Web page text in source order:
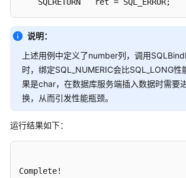
式
_V2.0-
10.x）
开
发
指
南
（分
布
    ret =
    {
printf("\n STMT ERROR-%05d
return;
    }
    ret =
if ( SQL_SUCCESS == ret)
printf
说明：
上述用例中定义了number列，调用
时，绑定SQL_NUMERIC会比SQL_LONG性
果是char，在数据库服务端插入数据时需要
换，从而引发性能瓶颈。
运行结果如下：
Complete!